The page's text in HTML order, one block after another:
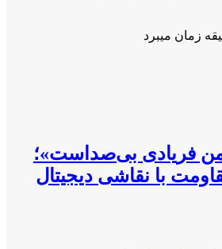
من فریادی بی‌صداست»؛
با نقاشی دیجیتال